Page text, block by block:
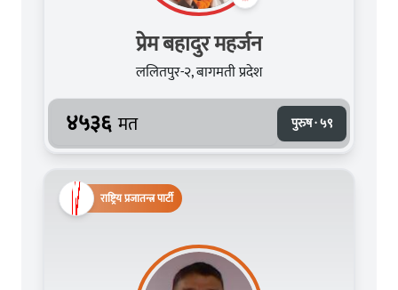
प्रेम बहादुर महर्जन
ललितपुर-२, बागमती प्रदेश
४५३६ मत पुरुष · ५९
राष्ट्रिय प्रजातन्त्र पार्टी